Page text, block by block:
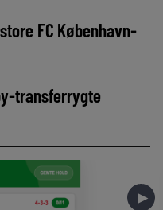
FC København-
transferrygte
►